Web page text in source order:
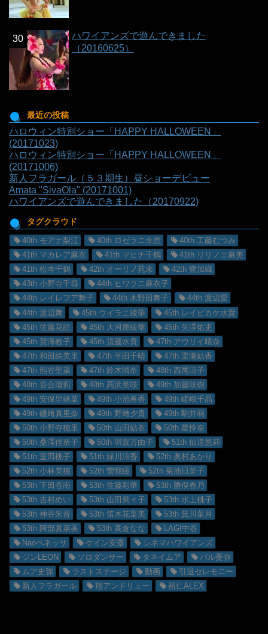
ハワイアンズで遊んできました
（20160625）
最近の投稿
ハロウィン特別ショー「HAPPY HALLOWEEN」
(20171023)
ハロウィン特別ショー「HAPPY HALLOWEEN」
(20171006)
新人フラガール（５３期生）昼ショーデビュー
Amata "SivaOla" (20171001)
ハワイアンズで遊んできました（20170922)
タグクラウド
40th モアナ梨江 40th ロゼラニ幸恵
40th 工藤むつみ
41th マカレア麻衣
41th マヒナ千鶴
41th リリノエ麻美
41th 松本千鶴
42th オーリノ苑未
42th 鷺加織
43th 小野寺千尋
44th ヒワラニ麻衣子
44th レイレフア舞子
44th 木野田舞子
44th 渡辺愛
44th 渡辺舞
45th ウイラニ綾華
45th レイピカケ水貴
45th 佐藤花絵
45th 大河原綾華
45th 矢澤佑吏
45th 賀澤教子
45th 須藤水貴
47th アウリイ晴奈
47th 和田絵美里
47th 平田千晴
47th 梁瀬結香
47th 熊谷聖菜
47th 鈴木晴奈
48th 西尾涼子
48th 谷合瑠莉
48th 髙浜美咲
49th 加藤咲樹
49th 安保里緒菜
49th 小池春香
49th 嵯峨千晶
49th 磯﨑真里奈
49th 野﨑夕貴
49th 駒井萌
50th 小野寺穂里
50th 山田結衣
50th 星怜奈
50th 桑澤佳奈子
50th 羽賀万由子
51th 仙道悠莉
51th 室田桃子
51th 緑川涼香
52th 奥村あかり
52th 小林美穂
52th 曽我瞳
52th 菊池日菜子
53th 下田杏南
53th 佐藤彩華
53th 勝俣春乃
53th 吉村めい
53th 山田菜々子
53th 水上桃子
53th 神谷朱音
53th 笛木花菜美
53th 箕川葉月
53th 阿部真菜美
53th 高倉なな
LAGI中谷
Naoペネッサ
ケイン安齋
シネマハワイアンズ
ジンLEON
ソロダンサー タネイムア
バル憂弥
ムア史弥
ラストステージ 動画
引退セレモニー
新人フラガール
翔アンドリュー 裕仁ALEX